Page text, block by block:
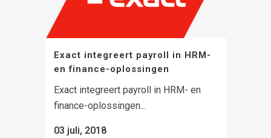
Exact integreert payroll in HRM-
en finance-oplossingen
Exact integreert payroll in HRM- en
finance-oplossingen...
03 juli, 2018